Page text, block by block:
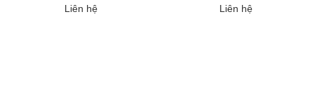
Liên hệ Liên hệ